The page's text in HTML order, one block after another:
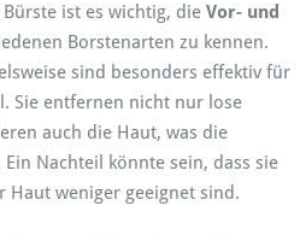
ist es wichtig, die Vor- und
Borstenarten zu kennen.
sind besonders effektiv für
Sie entfernen nicht nur lose
auch die Haut, was die
Nachteil könnte sein, dass sie
Haut weniger geeignet sind.